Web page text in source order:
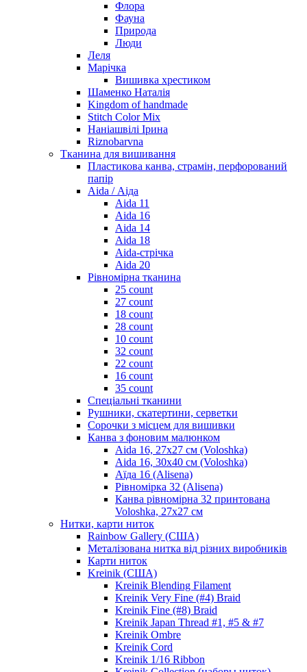
Флора
Фауна
Природа
Люди
Леля
Марічка
Вишивка хрестиком
Шаменко Наталія
Kingdom of handmade
Stitch Color Mix
Наніашвілі Ірина
Riznobarvna
Тканина для вишивання
Пластикова канва, страмін, перфорований
папір
Aida / Аіда
Aida 11
Aida 16
Aida 14
Aida 18
Aida-стрічка
Aida 20
Рівномірна тканина
25 count
27 count
18 count
28 count
10 count
32 count
22 count
16 count
35 count
Спеціальні тканини
Рушники, скатертини, серветки
Сорочки з місцем для вишивки
Канва з фоновим малюнком
Aida 16, 27х27 см (Voloshka)
Aida 16, 30х40 см (Voloshka)
Аїда 16 (Alisena)
Рівномірка 32 (Alisena)
Канва рівномірна 32 принтована
Voloshka, 27х27 см
Нитки, карти ниток
Rainbow Gallery (США)
Металізована нитка від різних виробників
Карти ниток
Kreinik (США)
Kreinik Blending Filament
Kreinik Very Fine (#4) Braid
Kreinik Fine (#8) Braid
Kreinik Japan Thread #1, #5 & #7
Kreinik Ombre
Kreinik Cord
Kreinik 1/16 Ribbon